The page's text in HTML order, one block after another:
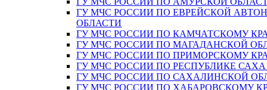
ГУ МЧС РОССИИ ПО ЕВРЕЙСКОЙ
ОБЛАСТИ
ГУ МЧС РОССИИ ПО КАМЧАТСКОМУ
ГУ МЧС РОССИИ ПО МАГАДАНСКОЙ
ГУ МЧС РОССИИ ПО ПРИМОРСКОМУ
ГУ МЧС РОССИИ ПО РЕСПУБЛИКЕ
ГУ МЧС РОССИИ ПО САХАЛИНСКОЙ
ГУ МЧС РОССИИ ПО ХАБАРОВСКОМУ